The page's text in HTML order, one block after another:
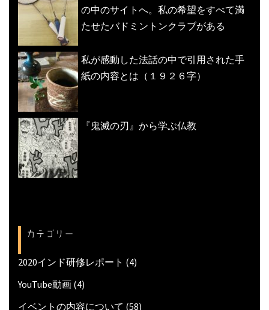
の中のサイトへ。私の希望をすべて満
たせたバドミントンクラブがある
私が感動した法話の中で引用された手
紙の内容とは（１９２６字）
『鬼滅の刃』から学ぶ仏教
カテゴリー
2020インド研修レポート (4)
YouTube動画 (4)
イベントの内容について (58)